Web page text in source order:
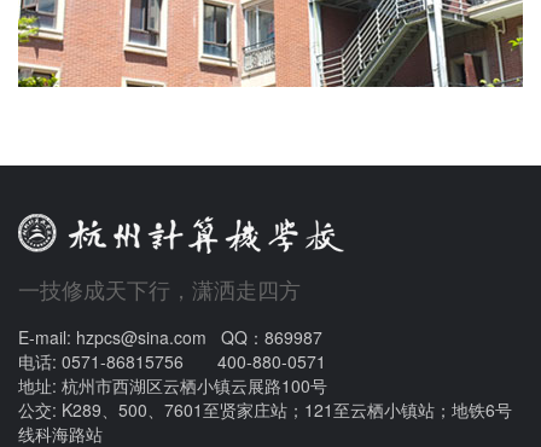
一技修成天下行，潇洒走四方
E-mail: hzpcs@sina.com QQ：869987
电话: 0571-86815756 400-880-0571
地址: 杭州市西湖区云栖小镇云展路100号
公交: K289、500、7601至贤家庄站；121至云栖小镇站；地铁6号
线科海路站